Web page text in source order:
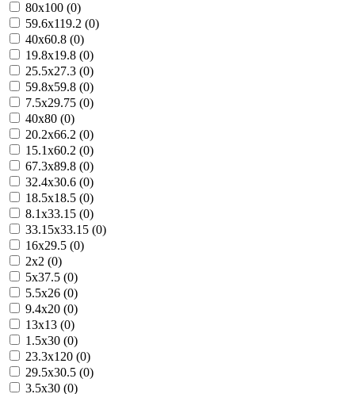
80x100 (0)
59.6x119.2 (0)
40x60.8 (0)
19.8x19.8 (0)
25.5x27.3 (0)
59.8x59.8 (0)
7.5x29.75 (0)
40x80 (0)
20.2x66.2 (0)
15.1x60.2 (0)
67.3x89.8 (0)
32.4x30.6 (0)
18.5x18.5 (0)
8.1x33.15 (0)
33.15x33.15 (0)
16x29.5 (0)
2x2 (0)
5x37.5 (0)
5.5x26 (0)
9.4x20 (0)
13x13 (0)
1.5x30 (0)
23.3x120 (0)
29.5x30.5 (0)
3.5x30 (0)